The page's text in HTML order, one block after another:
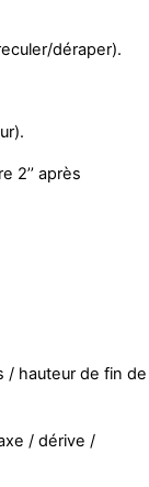
déraper).
2’’ après
/ hauteur de fin de
/ dérive /